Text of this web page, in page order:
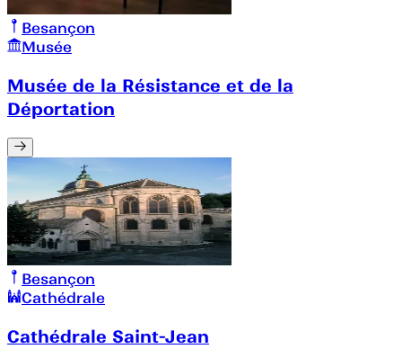
Besançon
Musée
Musée de la Résistance et de la
Déportation
Besançon
Cathédrale
Cathédrale Saint-Jean